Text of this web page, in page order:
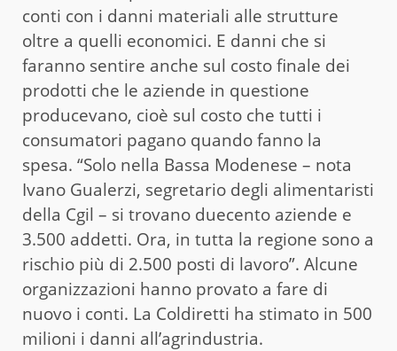
conti con i danni materiali alle strutture
oltre a quelli economici. E danni che si
faranno sentire anche sul costo finale dei
prodotti che le aziende in questione
producevano, cioè sul costo che tutti i
consumatori pagano quando fanno la
spesa. “Solo nella Bassa Modenese – nota
Ivano Gualerzi, segretario degli alimentaristi
della Cgil – si trovano duecento aziende e
3.500 addetti. Ora, in tutta la regione sono a
rischio più di 2.500 posti di lavoro”. Alcune
organizzazioni hanno provato a fare di
nuovo i conti. La Coldiretti ha stimato in 500
milioni i danni all’agrindustria.